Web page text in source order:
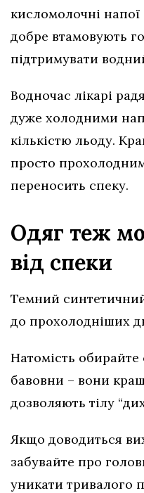
кисломолочні
добре втамовують
підтримувати
Водночас лікарі
дуже холодними
кількістю льоду.
просто
переносить спеку.
Одяг теж
від спеки
Темний
до прохолодніших
Натомість обирайте
бавовни – вони
дозволяють тілу
Якщо доводиться
забувайте про
уникати тривалого